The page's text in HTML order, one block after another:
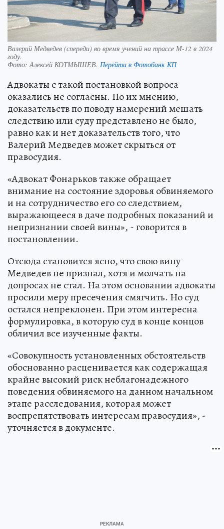
Валерий Медведев (спереди) во время учений на трассе М-12 в 2024
году.
Фото: Алексей КОТМЫШЕВ. Перейти в Фотобанк КП
Адвокаты с такой постановкой вопроса
оказались не согласны. По их мнению,
доказательств по поводу намерений мешать
следствию или суду представлено не было,
равно как и нет доказательств того, что
Валерий Медведев может скрыться от
правосудия.
«Адвокат Фонарьков также обращает
внимание на состояние здоровья обвиняемого
и на сотрудничество его со следствием,
выражающееся в даче подробных показаний и
непризнании своей вины», - говорится в
постановлении.
Отсюда становится ясно, что свою вину
Медведев не признал, хотя и молчать на
допросах не стал. На этом основании адвокаты
просили меру пресечения смягчить. Но суд
остался непреклонен. При этом интересна
формулировка, в которую суд в конце концов
обличил все изученные факты.
«Совокупность установленных обстоятельств
обоснованно расценивается как содержащая
крайне высокий риск неблагонадежного
поведения обвиняемого на данном начальном
этапе расследования, которая может
воспрепятствовать интересам правосудия», -
уточняется в документе.